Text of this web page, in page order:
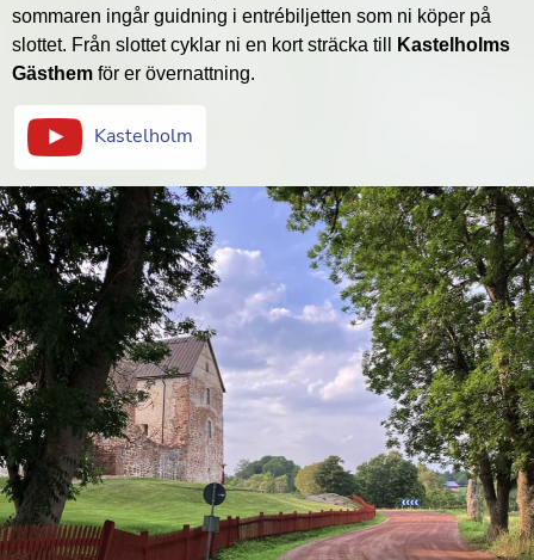
sommaren ingår guidning i entrébiljetten som ni köper på
slottet. Från slottet cyklar ni en kort sträcka till
Kastelholms
Gästhem för er övernattning.
Kastelholm